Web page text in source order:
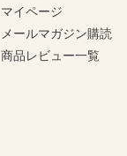
マイページ
メールマガジン購読
商品レビュー一覧